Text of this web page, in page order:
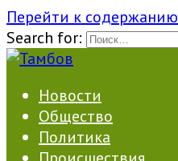
Перейти к содержанию
Search for:
Новости
Общество
Политика